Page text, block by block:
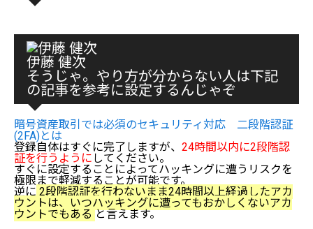
伊藤 健次
そうじゃ。やり方が分からない人は下記
の記事を参考に設定するんじゃぞ
暗号資産取引では必須のセキュリティ対応 二段階認証
(2FA)とは
登録自体はすぐに完了しますが、 24時間以内に2段階認
証を行うように してください。
すぐに設定することによってハッキングに遭うリスクを
極限まで軽減することが可能です。
逆に 2段階認証を行わないまま24時間以上経過したアカ
ウントは、いつハッキングに遭ってもおかしくないアカ
ウントでもある と言えます。